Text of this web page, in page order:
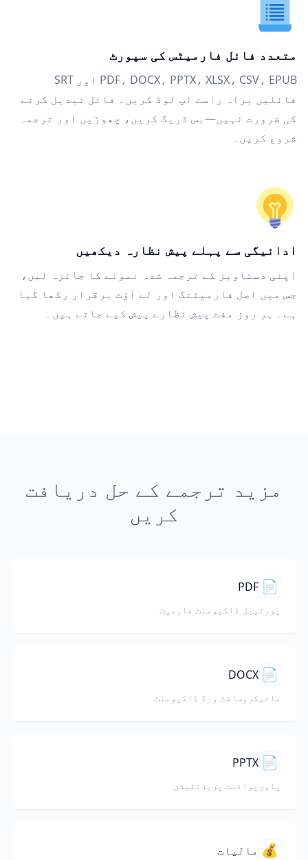
متعدد فائل فارمیٹس کی سپورٹ
PDF، DOCX، PPTX، XLSX، CSV، EPUB اور SRT
فائلیں براہ راست اپ لوڈ کریں۔ فائل تبدیل کرنے
کی ضرورت نہیں—بس ڈریگ کریں، چھوڑیں اور ترجمہ
شروع کریں۔
ادائیگی سے پہلے پیش نظارہ دیکھیں
اپنی دستاویز کے ترجمہ شدہ نمونے کا جائزہ لیں،
جس میں اصل فارمیٹنگ اور لے آؤٹ برقرار رکھا گیا
ہے۔ ہر روز مفت پیش نظارے پیش کیے جاتے ہیں۔
مزید ترجمے کے حل دریافت
کریں
📄
PDF
پورٹیبل ڈاکیومنٹ فارمیٹ
📄
DOCX
مائیکروسافٹ ورڈ ڈاکیومنٹ
📄
PPTX
پاورپوائنٹ پریزنٹیشن
💰 مالیات